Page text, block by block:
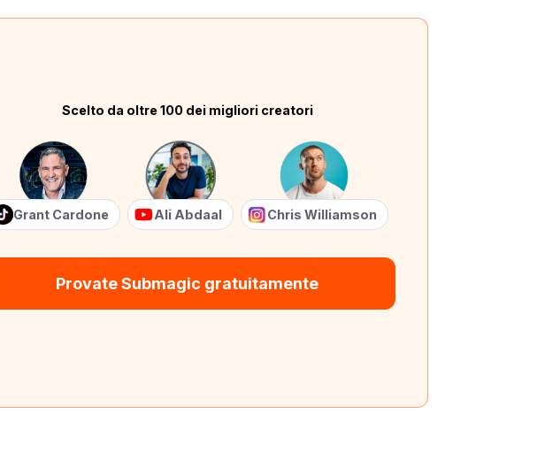
Scelto da oltre 100 dei migliori creatori
Grant Cardone Ali Abdaal Chris Williamson
Provate Submagic gratuitamente